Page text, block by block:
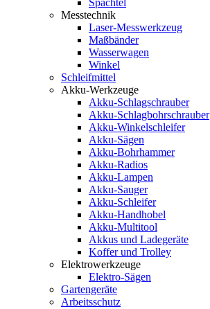
Spachtel
Messtechnik
Laser-Messwerkzeug
Maßbänder
Wasserwagen
Winkel
Schleifmittel
Akku-Werkzeuge
Akku-Schlagschrauber
Akku-Schlagbohrschrauber
Akku-Winkelschleifer
Akku-Sägen
Akku-Bohrhammer
Akku-Radios
Akku-Lampen
Akku-Sauger
Akku-Schleifer
Akku-Handhobel
Akku-Multitool
Akkus und Ladegeräte
Koffer und Trolley
Elektrowerkzeuge
Elektro-Sägen
Gartengeräte
Arbeitsschutz